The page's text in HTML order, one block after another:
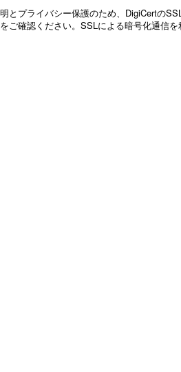
とプライバシー保護のため、DigiCertの
ご確認ください。SSLによる暗号化通信